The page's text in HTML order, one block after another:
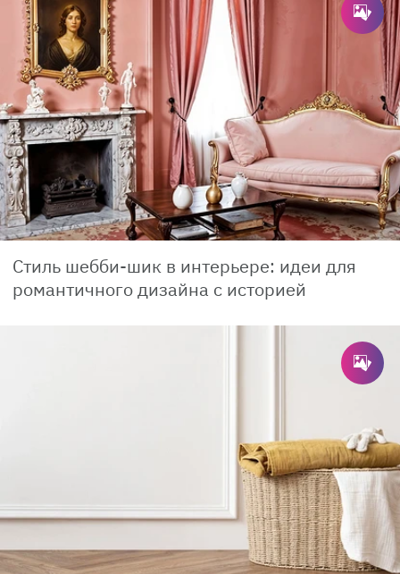
Стиль шебби-шик в интерьере: идеи для
романтичного дизайна с историей